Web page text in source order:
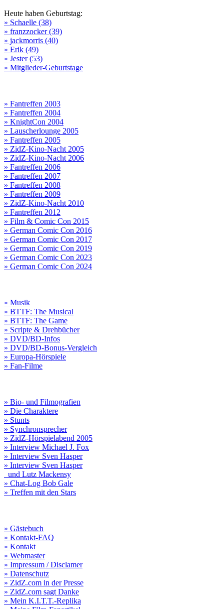
Heute haben Geburtstag:
» Schaelle (38)
» franzzocker (39)
» jackmorris (40)
» Erik (49)
» Jester (53)
» Mitglieder-Geburtstage
» Fantreffen 2003
» Fantreffen 2004
» KnightCon 2004
» Lauscherlounge 2005
» Fantreffen 2005
» ZidZ-Kino-Nacht 2005
» ZidZ-Kino-Nacht 2006
» Fantreffen 2006
» Fantreffen 2007
» Fantreffen 2008
» Fantreffen 2009
» ZidZ-Kino-Nacht 2010
» Fantreffen 2012
» Film & Comic Con 2015
» German Comic Con 2016
» German Comic Con 2017
» German Comic Con 2019
» German Comic Con 2023
» German Comic Con 2024
» Musik
» BTTF: The Musical
» BTTF: The Game
» Scripte & Drehbücher
» DVD/BD-Infos
» DVD/BD-Bonus-Vergleich
» Europa-Hörspiele
» Fan-Filme
» Bio- und Filmografien
» Die Charaktere
» Stunts
» Synchronsprecher
» ZidZ-Hörspielabend 2005
» Interview Michael J. Fox
» Interview Sven Hasper
» Interview Sven Hasper
und Lutz Mackensy
» Chat-Log Bob Gale
» Treffen mit den Stars
» Gästebuch
» Kontakt-FAQ
» Kontakt
» Webmaster
» Impressum / Disclamer
» Datenschutz
» ZidZ.com in der Presse
» ZidZ.com sagt Danke
» Mein K.I.T.T.-Replika